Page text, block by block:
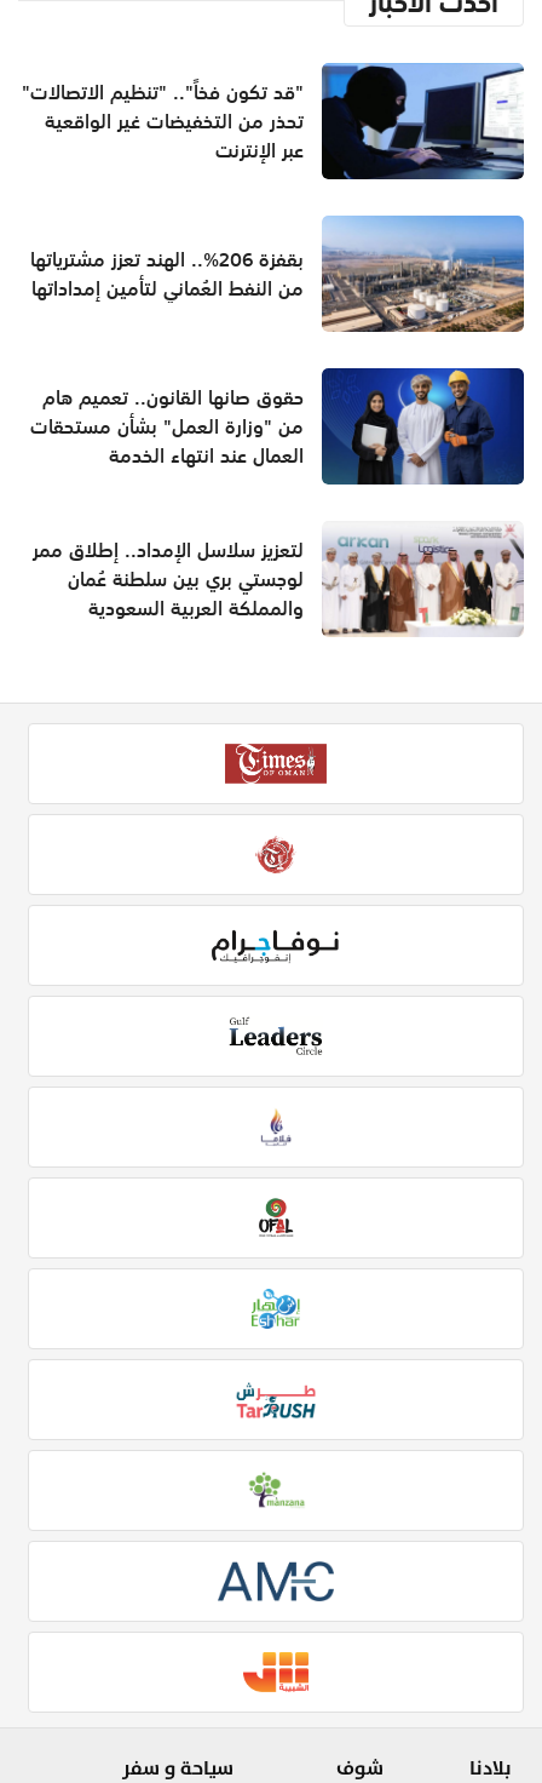
"قد تكون فخاً".. "تنظيم الاتصالات"
تحذر من التخفيضات غير الواقعية
عبر الإنترنت
بقفزة 206%.. الهند تعزز مشترياتها
من النفط العُماني لتأمين إمداداتها
حقوق صانها القانون.. تعميم هام
من "وزارة العمل" بشأن مستحقات
العمال عند انتهاء الخدمة
لتعزيز سلاسل الإمداد.. إطلاق ممر
لوجستي بري بين سلطنة عُمان
والمملكة العربية السعودية
بلادنا شوف سياحة و سفر